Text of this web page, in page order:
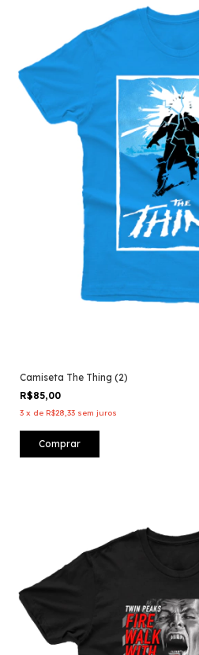
Camiseta The Thing (2)
R$85,00
3 x de R$28,33 sem juros
Comprar